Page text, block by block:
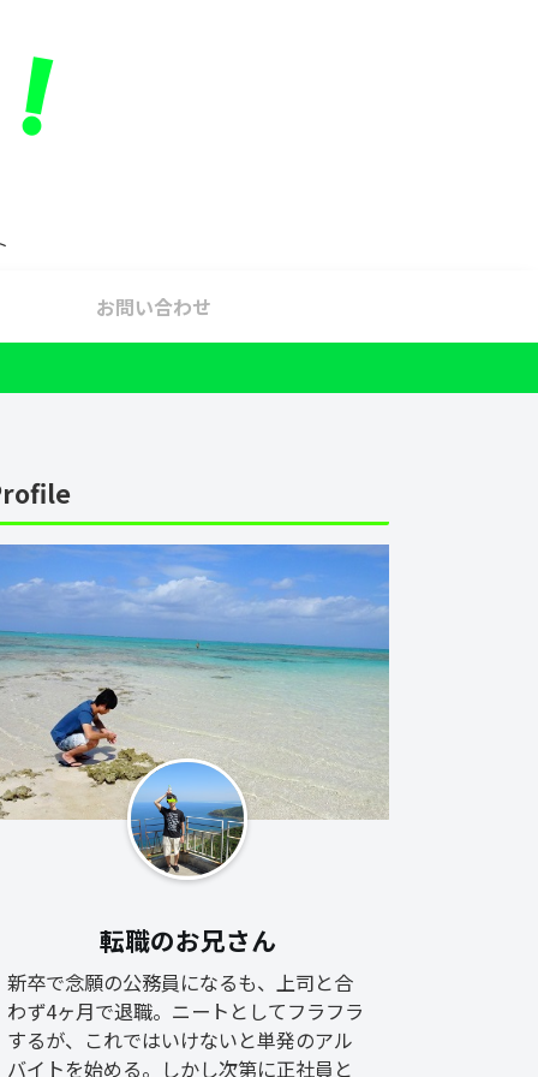
お問い合わせ
転職のお兄さん
新卒で念願の公務員になるも、上司と合
わず4ヶ月で退職。ニートとしてフラフラ
するが、これではいけないと単発のアル
バイトを始める。しかし次第に正社員と